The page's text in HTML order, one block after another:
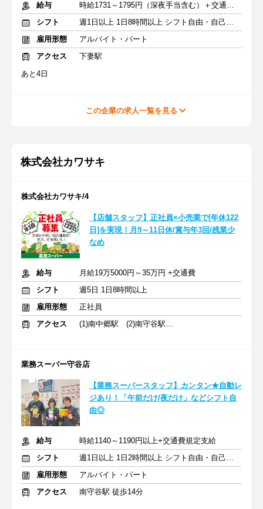
給与
時給1731～1795円（深夜手当含む）＋交通費支給
シフト
週1日以上 1日8時間以上 シフト自由・自己申告
雇用形態
アルバイト・パート
アクセス
下妻駅
あと4日
この企業の求人一覧を見る
株式会社カワサキ
株式会社カワサキ/4
【店舗スタッフ】正社員×小売業で[年休122
日]を実現！月9～11日休/賞与年3回/残業少
なめ
給与
月給19万5000円～35万円 +交通費
シフト
週5日 1日8時間以上
雇用形態
正社員
アクセス
(1)南中郷駅 (2)南守谷駅 (3)佐和駅
業務スーパー守谷店
【業務スーパースタッフ】カンタン★自動レ
ジあり！「午前だけ/夜だけ」などシフト自
由◎
給与
時給1140～1190円以上+交通費規定支給
シフト
週1日以上 1日2時間以上 シフト自由・自己申告
雇用形態
アルバイト・パート
アクセス
南守谷駅 徒歩14分